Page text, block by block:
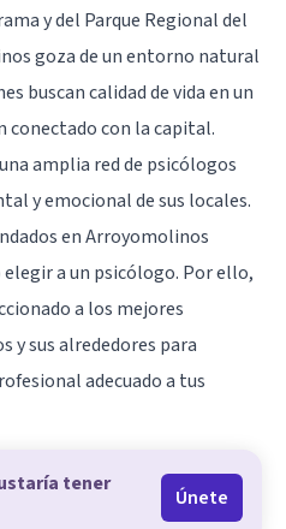
y del Parque Regional del
goza de un entorno natural
buscan calidad de vida en un
con la capital.
amplia red de psicólogos
y emocional de sus locales.
en Arroyomolinos
a un psicólogo. Por ello,
a los mejores
y sus alrededores para
adecuado a tus
tener
Únete